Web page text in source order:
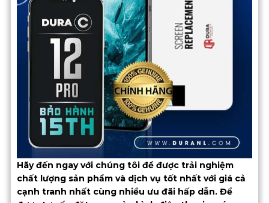
Hãy đến ngay với chúng tôi để được trải nghiệm
chất lượng sản phẩm và dịch vụ tốt nhất với giá cả
cạnh tranh nhất cùng nhiều ưu đãi hấp dẫn. Để